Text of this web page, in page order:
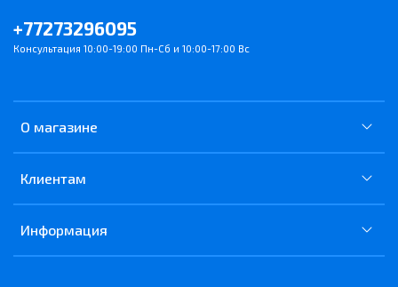
О магазине
Клиентам
Информация
+77273296095
Консультация 10:00-19:00 Пн-Сб и 10:00-17:00 Вс